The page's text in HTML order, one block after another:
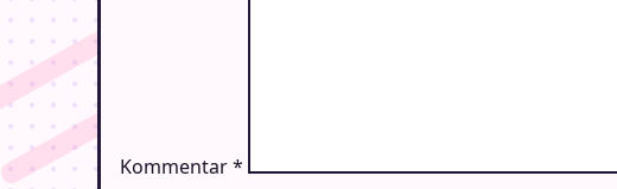
Kommentar*